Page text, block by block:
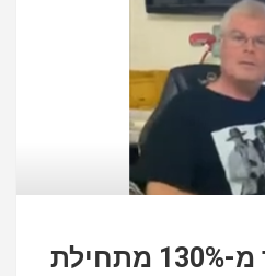
כך הרווחתי יותר מ-130% מתחילת